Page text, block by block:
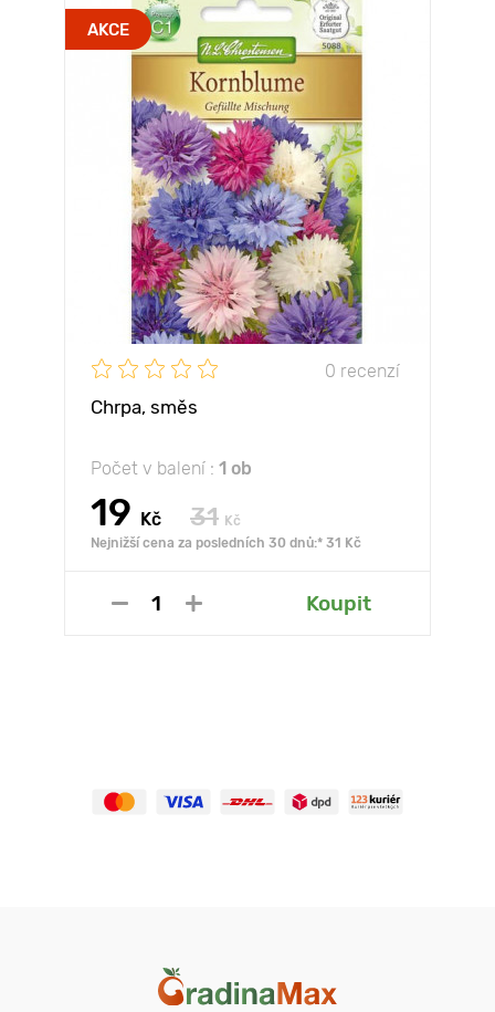
AKCE
0 recenzí
Chrpa, směs
Počet v balení : 1 ob
19 Kč 31 Kč
Nejnižší cena za posledních 30 dnů:* 31 Kč
Koupit